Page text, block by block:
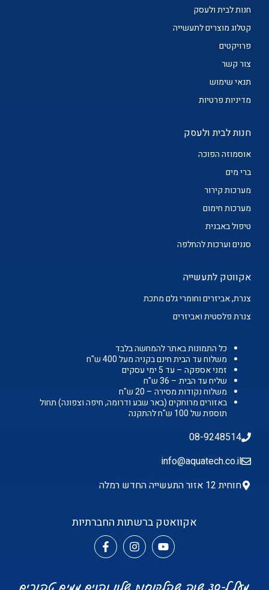
חנות לבית ולעסק
קטלוג מוצרים לתעשייה
פרויקטים
צור קשר
תנאי שימוש
מדיניות פרטיות
חנות לבית ולעסק
אוסמוזה הפוכה
ברי מים
מערכות קירור
מערכות חימום
טיפול באבנית
סננים וערכות להחלפה
אקווטק לתעשייה
צנרת, אביזרים וחומרי גלם מתכת
צנרת פלסטית ואביזרים
כל התמונות באתר להמחשה בלבד
משלוח עד הבית חינם בקניה מעל 400 ש"ח
זמני אספקה – עד 5 ימי עסקים
שליח עד הבית – 36 ש"ח
משלוח נקודות מסירה – 20 ש"ח
באזורים מרוחקים (באר שבע ודרומה, חיפה וצפונה) תחול
תוספת של 100 ש"ח להתקנה
08-9248514
info@aquatech.co.il
חוחית 12 אזור התעשייה החדש רמלה
אקוואטק ברשתות החברתיות